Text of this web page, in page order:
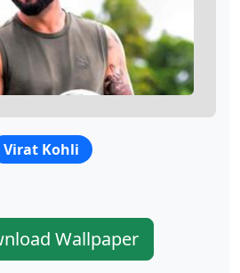
Virat Kohli
Wallpaper